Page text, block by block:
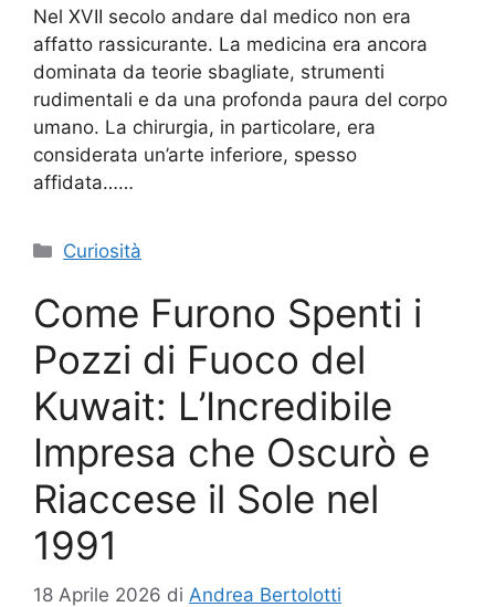
Nel XVII secolo andare dal medico non era
affatto rassicurante. La medicina era ancora
dominata da teorie sbagliate, strumenti
rudimentali e da una profonda paura del corpo
umano. La chirurgia, in particolare, era
considerata un’arte inferiore, spesso
affidata……
Categorie
Curiosità
Come Furono Spenti i
Pozzi di Fuoco del
Kuwait: L’Incredibile
Impresa che Oscurò e
Riaccese il Sole nel
1991
18 Aprile 2026 di Andrea Bertolotti